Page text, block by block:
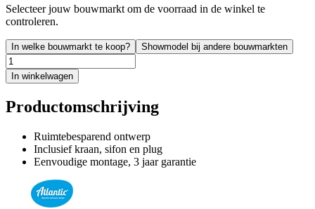
Selecteer jouw bouwmarkt om de voorraad in de winkel te
controleren.
In welke bouwmarkt te koop? Showmodel bij andere bouwmarkten
In winkelwagen
Productomschrijving
Ruimtebesparend ontwerp
Inclusief kraan, sifon en plug
Eenvoudige montage, 3 jaar garantie